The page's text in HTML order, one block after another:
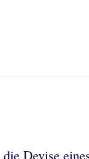
Devise